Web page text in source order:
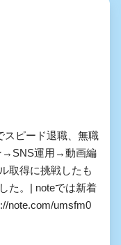
スピード退職、無職
→SNS運用→動画編
取得に挑戦したも
た。| noteでは新着
note.com/umsfm0